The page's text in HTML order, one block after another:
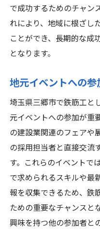
で成功するためのチャン
れにより、地域に根ざし
ことができ、長期的な成
となります。
地元イベントへの
埼玉県三郷市で鉄筋工と
元イベントへの参加が重
の建設業関連のフェアや
の採用担当者と直接交流
す。これらのイベントで
で求められるスキルや最
報を収集できるため、鉄
ための重要なチャンスと
興味を持つ他の参加者と